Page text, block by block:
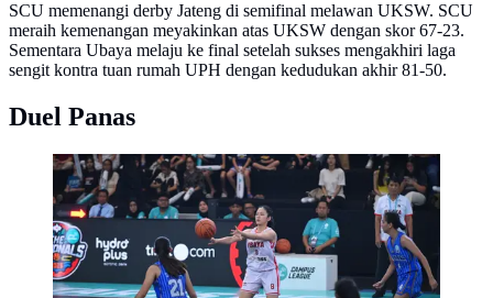
SCU memenangi derby Jateng di semifinal melawan UKSW. SCU
meraih kemenangan meyakinkan atas UKSW dengan skor 67-23.
Sementara Ubaya melaju ke final setelah sukses mengakhiri laga
sengit kontra tuan rumah UPH dengan kedudukan akhir 81-50.
Duel Panas
Pemain Ubaya beraksi di semifinal Campus League
2026